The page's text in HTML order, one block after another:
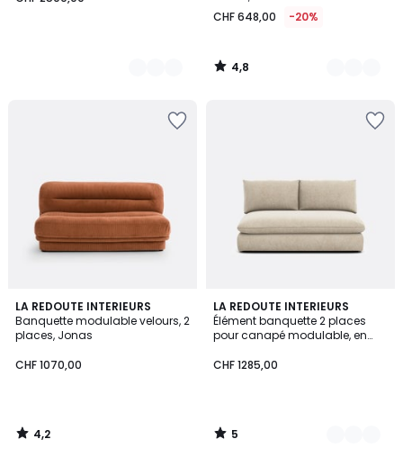
CHF 648,00 -20%
4,8
/
LA REDOUTE INTERIEURS
Banquette modulable velours, 2
places, Jonas
CHF 1070,00
4,2
/ 5
4,2
/
LA REDOUTE INTERIEURS
Élément banquette 2 places
pour canapé modulable, en
CHF 1285,00
5
/
5
9
Couleurs
5
/